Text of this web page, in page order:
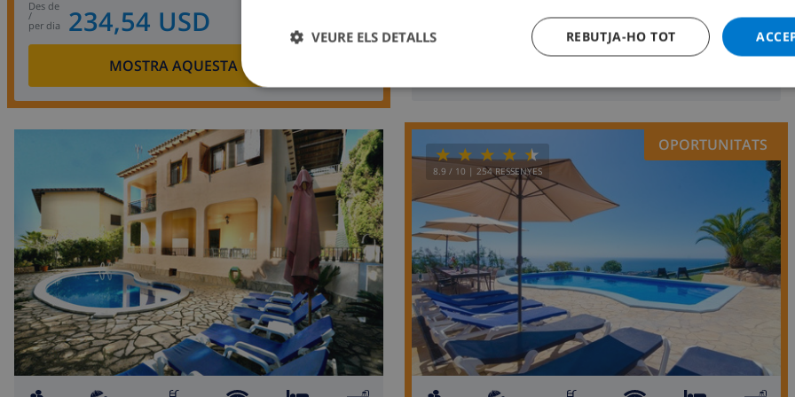
des de
/
per dia 234,54 USD
MOSTRA AQUESTA VILLA
373,59 USD
8.9 / 10 | 254 RESSENYES
OPORTUNITATS
REBUTJA-HO TOT
VEURE ELS DETALLS